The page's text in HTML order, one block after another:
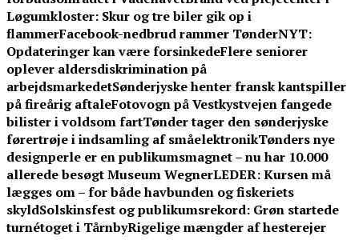
Løgumkloster: Skur og tre biler gik op i
flammerFacebook-nedbrud rammer TønderNYT:
Opdateringer kan være forsinkedeFlere seniorer
oplever aldersdiskrimination på
arbejdsmarkedetSønderjyske henter fransk kantspiller
på fireårig aftaleFotovogn på Vestkystvejen fangede
bilister i voldsom fartTønder tager den sønderjyske
førertrøje i indsamling af småelektronikTønders nye
designperle er en publikumsmagnet – nu har 10.000
allerede besøgt Museum WegnerLEDER: Kursen må
lægges om – for både havbunden og fiskeriets
skyldSolskinsfest og publikumsrekord: Grøn startede
turnétoget i TårnbyRigelige mængder af hesterejer